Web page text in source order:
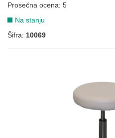
Prosečna ocena: 5
Na stanju
Šifra: 10069